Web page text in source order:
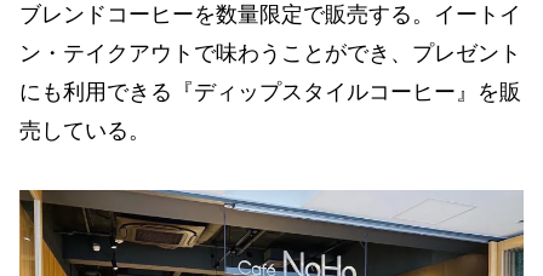
ブレンドコーヒーを数量限定で販売する。イートイ
ン・テイクアウトで味わうことができ、プレゼント
にも利用できる『ディップスタイルコーヒー』を販
売している。